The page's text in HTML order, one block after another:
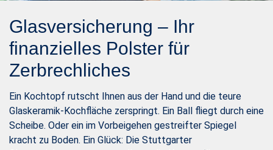
Glasversicherung – Ihr
finanzielles Polster für
Zerbrechliches
Ein Kochtopf rutscht Ihnen aus der Hand und die teure
Glaskeramik-Kochfläche zerspringt. Ein Ball fliegt durch eine
Scheibe. Oder ein im Vorbeigehen gestreifter Spiegel
kracht zu Boden. Ein Glück: Die Stuttgarter